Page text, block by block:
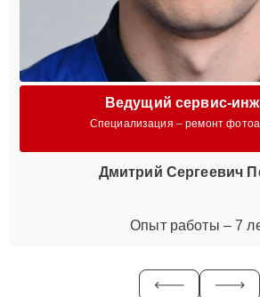
Ведущий сервис-
Специализация – ремонт
Дмитрий Сергеевич
Опыт работы – 7